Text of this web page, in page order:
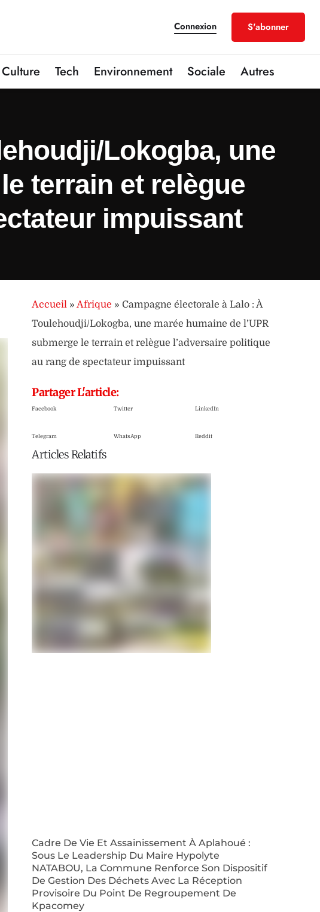
Connexion S'abonner
Culture Tech Environnement Sociale Autres
Lokogba, une
terrain et relègue
impuissant
Accueil » Afrique » Campagne électorale à Lalo : À
Toulehoudji/Lokogba, une marée humaine de l’UPR
submerge le terrain et relègue l’adversaire politique
au rang de spectateur impuissant
Partager L'article:
Facebook Twitter LinkedIn
Telegram WhatsApp Reddit
Articles Relatifs
Cadre De Vie Et Assainissement À Aplahoué :
Sous Le Leadership Du Maire Hypolyte
NATABOU, La Commune Renforce Son Dispositif
De Gestion Des Déchets Avec La Réception
Provisoire Du Point De Regroupement De
Kpacomey